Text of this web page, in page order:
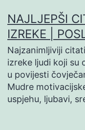
na
sadržaj
NAJLJEPŠI
IZREKE |
Najzanimljiviji
izreke ljudi koji su
u povijesti
Mudre
uspjehu, ljubavi,